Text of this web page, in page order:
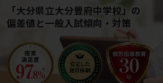
「大分県立大分豊府中学校」の
偏差値と一般入試傾向・対策